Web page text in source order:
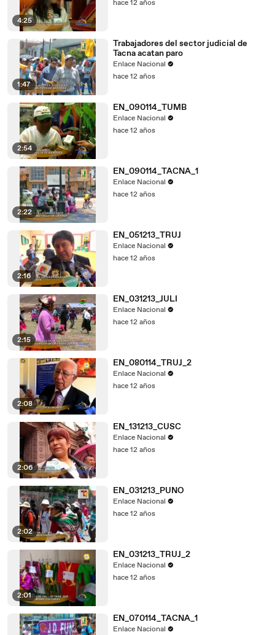
4:25
hace 12 años
1:47
Trabajadores del sector judicial de
Tacna acatan paro
Enlace Nacional
hace 12 años
2:54
EN_090114_TUMB
Enlace Nacional
hace 12 años
2:22
EN_090114_TACNA_1
Enlace Nacional
hace 12 años
2:16
EN_051213_TRUJ
Enlace Nacional
hace 12 años
2:15
EN_031213_JULI
Enlace Nacional
hace 12 años
2:08
EN_080114_TRUJ_2
Enlace Nacional
hace 12 años
2:06
EN_131213_CUSC
Enlace Nacional
hace 12 años
2:02
EN_031213_PUNO
Enlace Nacional
hace 12 años
2:01
EN_031213_TRUJ_2
Enlace Nacional
hace 12 años
EN_070114_TACNA_1
Enlace Nacional